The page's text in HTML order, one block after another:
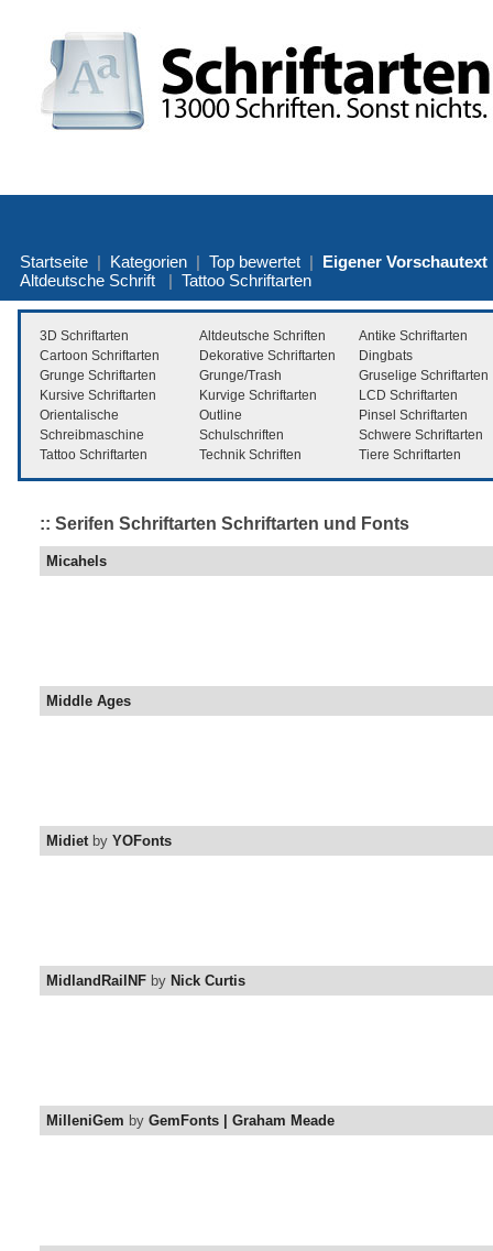
Startseite | Kategorien | Top bewertet | Eigener Vorschautext
Altdeutsche Schrift | Tattoo Schriftarten
3D Schriftarten Altdeutsche Schriften
Antike Schriftarten
Cartoon Schriftarten
Dekorative Schriftarten
Dingbats
Grunge Schriftarten
Grunge/Trash
Gruselige Schriftarten
Kursive Schriftarten
Kurvige Schriftarten
LCD Schriftarten
Orientalische
Outline
Pinsel Schriftarten
Schreibmaschine
Schulschriften
Schwere Schriftarten
Tattoo Schriftarten
Technik Schriften Tiere Schriftarten
:: Serifen Schriftarten Schriftarten und Fonts
Micahels
Middle Ages
Midietby YOFonts
MidlandRailNF by Nick Curtis
MilleniGem by GemFonts | Graham Meade